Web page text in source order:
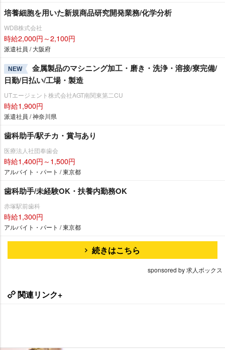
培養細胞を用いた新規商品研究開発業務/化学分析
WDB株式会社
時給2,000円～2,100円
派遣社員 / 大阪府
NEW
金属製品のマシニング加工・磨き・洗浄・溶接/寮完備/
日勤/日払い/工場・製造
UTエージェント株式会社AGT南関東第二CU
時給1,900円
派遣社員 / 神奈川県
歯科助手/駅チカ・賞与あり
医療法人社団奉歯会
時給1,400円～1,500円
アルバイト・パート / 東京都
歯科助手/未経験OK・扶養内勤務OK
赤塚駅前歯科
時給1,300円
アルバイト・パート / 東京都
続きはこちら
sponsored by 求人ボックス
関連リンク+